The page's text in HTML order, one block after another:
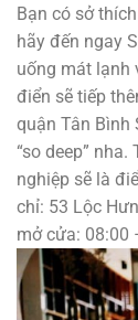
Bạn có sở
hãy đến ngay
uống mát lạnh
điển sẽ tiếp
quận Tân Bình
“so deep”
nghiệp sẽ là
chỉ: 53 Lộc
mở cửa: 08:00